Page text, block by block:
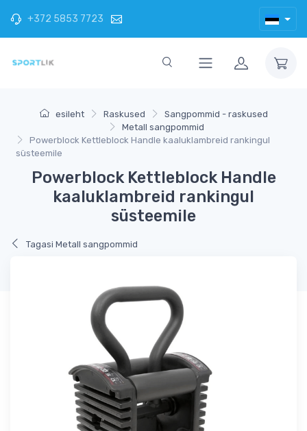
+372 5853 7723
esileht Raskused
Sangpommid - raskused
Metall sangpommid
Powerblock Kettleblock Handle kaaluklambreid rankingul
süsteemile
Powerblock Kettleblock Handle
kaaluklambreid rankingul
süsteemile
Tagasi Metall sangpommid